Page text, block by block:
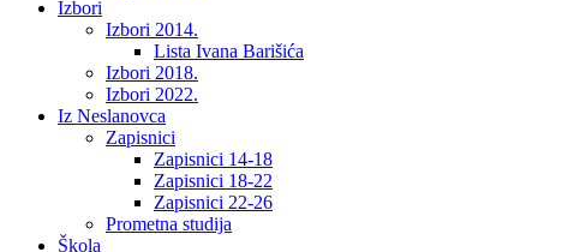
Izbori
Izbori 2014.
Lista Ivana Barišića
Izbori 2018.
Izbori 2022.
Iz Neslanovca
Zapisnici
Zapisnici 14-18
Zapisnici 18-22
Zapisnici 22-26
Prometna studija
Škola